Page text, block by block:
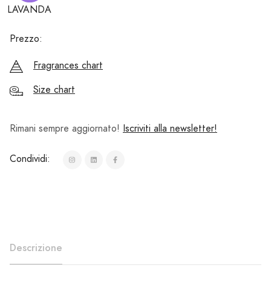
LAVANDA
Prezzo:
Fragrances chart
Size chart
Rimani sempre aggiornato! Iscriviti alla newsletter!
Condividi:
Descrizione